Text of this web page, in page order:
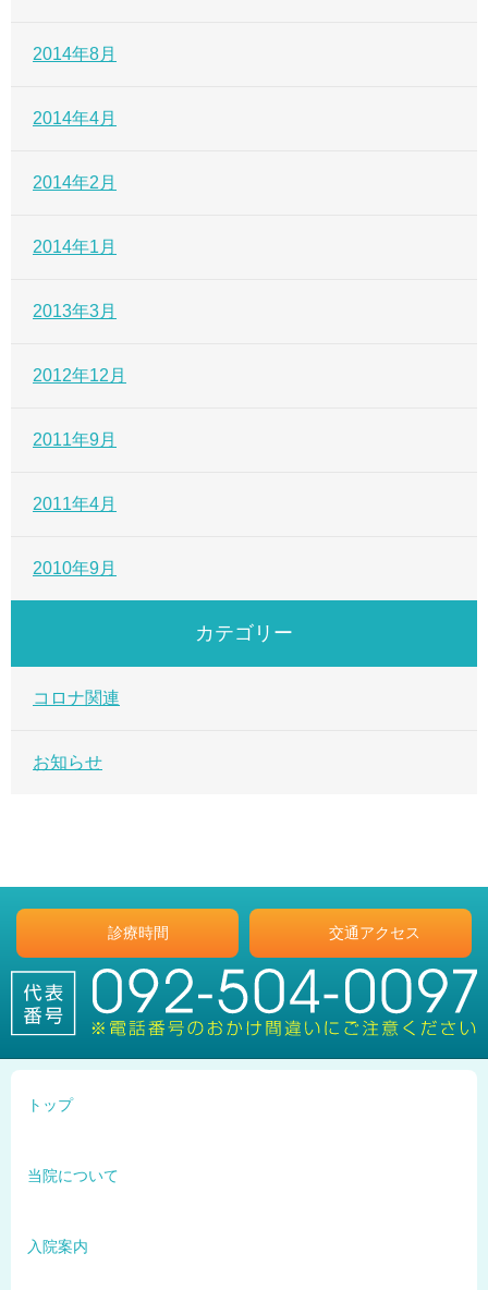
2014年8月
2014年4月
2014年2月
2014年1月
2013年3月
2012年12月
2011年9月
2011年4月
2010年9月
カテゴリー
コロナ関連
お知らせ
診療時間 交通アクセス
トップ
当院について
入院案内